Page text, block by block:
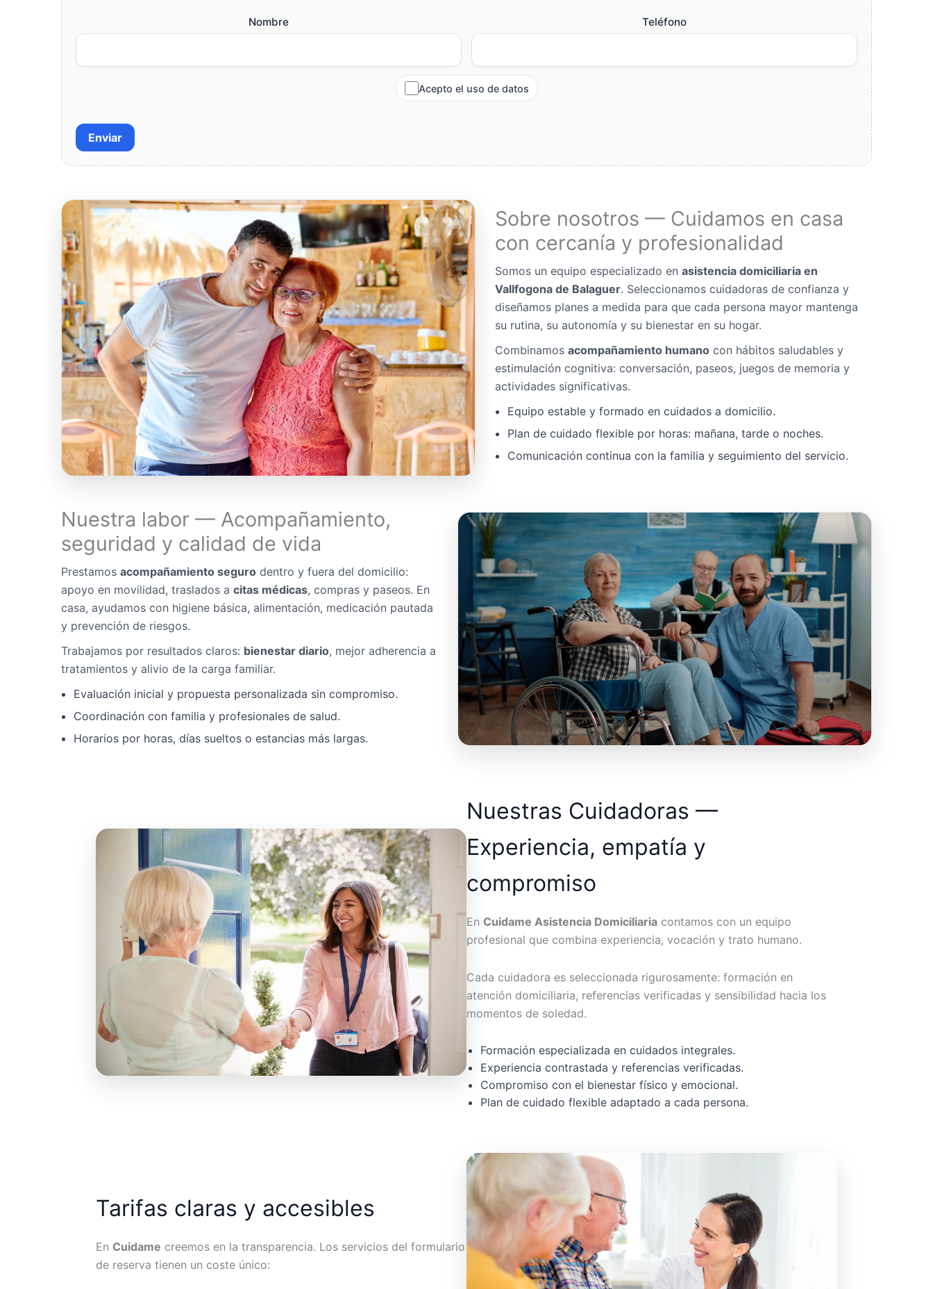
Nombre Teléfono
Acepto el uso de datos
Enviar
Sobre nosotros — Cuidamos en casa
con cercanía y profesionalidad
Somos un equipo especializado enasistencia domiciliaria en
Vallfogona de Balaguer. Seleccionamos cuidadoras de confianza y
diseñamos planes a medida para que cada persona mayor mantenga
su rutina, su autonomía y su bienestar en su hogar.
Combinamosacompañamiento humano con hábitos saludables y
estimulación cognitiva: conversación, paseos, juegos de memoria y
actividades significativas.
Equipo estable y formado en cuidados a domicilio.
Plan de cuidado flexible por horas: mañana, tarde o noches.
Comunicación continua con la familia y seguimiento del servicio.
Nuestra labor — Acompañamiento,
seguridad y calidad de vida
Prestamos acompañamiento seguro dentro y fuera del domicilio:
apoyo en movilidad, traslados a citas médicas, compras y paseos. En
casa, ayudamos con higiene básica, alimentación, medicación pautada
y prevención de riesgos.
Trabajamos por resultados claros: bienestar diario, mejor adherencia a
tratamientos y alivio de la carga familiar.
Evaluación inicial y propuesta personalizada sin compromiso.
Coordinación con familia y profesionales de salud.
Horarios por horas, días sueltos o estancias más largas.
Nuestras Cuidadoras —
Experiencia, empatía y
compromiso
En Cuidame Asistencia Domiciliaria contamos con un equipo
profesional que combina experiencia, vocación y trato humano.
Cada cuidadora es seleccionada rigurosamente: formación en
atención domiciliaria, referencias verificadas y sensibilidad hacia los
momentos de soledad.
Formación especializada en cuidados integrales.
Experiencia contrastada y referencias verificadas.
Compromiso con el bienestar físico y emocional.
Plan de cuidado flexible adaptado a cada persona.
Tarifas claras y accesibles
En Cuidame creemos en la transparencia. Los servicios del formulario
de reserva tienen un coste único: